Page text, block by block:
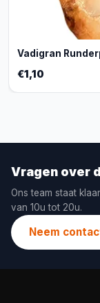
Vadigran
€1,10
Vragen over
Ons team staat
van 10u tot 20u.
Neem